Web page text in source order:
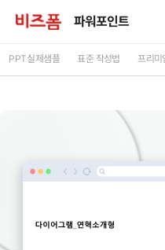
파워포인트
PPT실제샘플 표준 작성법 프리미